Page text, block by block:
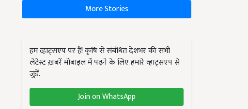
More Stories
हम व्हाट्सएप पर हैं! कृषि से संबंधित देशभर की सभी
लेटेस्ट ख़बरें मोबाइल में पढ़ने के लिए हमारे व्हाट्सएप से
जुड़ें.
Join on WhatsApp